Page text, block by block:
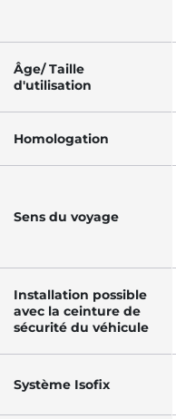
Âge/ Taille
d'utilisation
Homologation
Sens du voyage
Installation possible
avec la ceinture de
sécurité du véhicule
Système Isofix